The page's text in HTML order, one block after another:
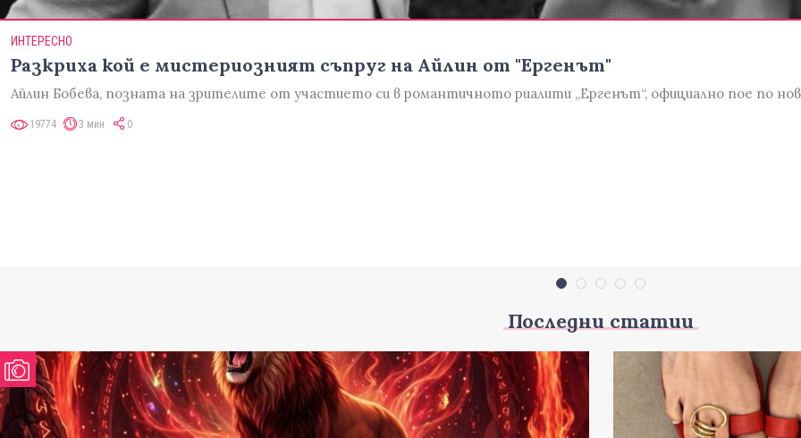
ИНТЕРЕСНО
Разкриха кой е мистериозният съпруг на Айлин от "Ергенът"
Айлин Бобева, позната на зрителите от участието си в романтичното риалити „Ергенът“, официално пое по
19774 3 мин 0
Последни статии